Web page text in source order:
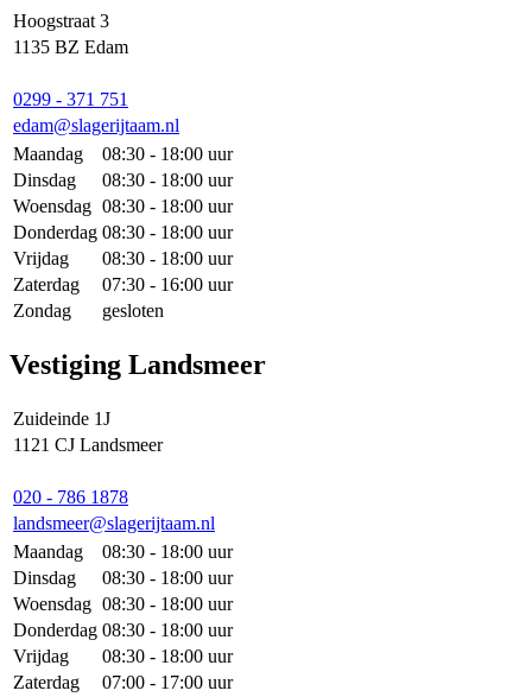
Hoogstraat 3
1135 BZ Edam
0299 - 371 751
edam@slagerijtaam.nl
Maandag
08:30 - 18:00 uur
Dinsdag
08:30 - 18:00 uur
Woensdag 08:30 - 18:00 uur
Donderdag 08:30 - 18:00 uur
Vrijdag
08:30 - 18:00 uur
Zaterdag
07:30 - 16:00 uur
Zondag
gesloten
Vestiging Landsmeer
Zuideinde 1J
1121 CJ Landsmeer
020 - 786 1878
landsmeer@slagerijtaam.nl
Maandag
08:30 - 18:00 uur
Dinsdag
08:30 - 18:00 uur
Woensdag 08:30 - 18:00 uur
Donderdag 08:30 - 18:00 uur
Vrijdag
08:30 - 18:00 uur
Zaterdag
07:00 - 17:00 uur